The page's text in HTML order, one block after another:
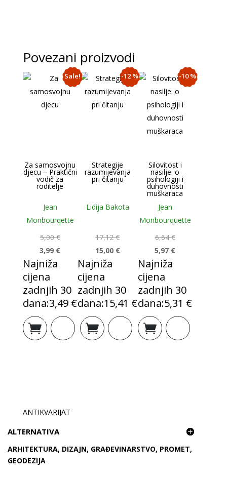
Povezani proizvodi
Sale!
Za samosvojnu
djecu – Praktični
vodič za
roditelje
Jean
Monbourqette
5,00€
Izvorna
cijena
bila
3,99 €
Trenutna
cijena
je:
Najniža
cijena
zadnjih 30
dana:3,49 €
Dodaj u
košaricu
-12 %
Strategije
razumijevanja
pri čitanju
Lidija Bakota
17,12€
Izvorna
cijena
bila
15,00 €
Trenutna
cijena
je:
Najniža
cijena
zadnjih 30
dana:15,41 €
Dodaj u
košaricu
-10 %
Silovitost i
nasilje: o
psihologiji i
duhovnosti
muškaraca
Jean
Monbourquette
6,64€
Izvorna
cijena
bila
5,97 €
Trenutna
cijena
je:
Najniža
cijena
zadnjih 30
dana:5,31 €
Dodaj u
košaricu
ANTIKVARIJAT
ALTERNATIVA
ARHITEKTURA, DIZAJN, GRAĐEVINARSTVO, PROMET,
GEODEZIJA